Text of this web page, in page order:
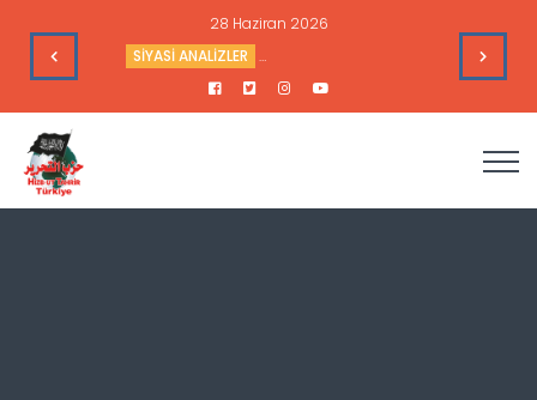
28 Haziran 2026
Toplantısı - 9 Haziran 2026
SİYASİ ANALİZLER Sudan’daki Durum ve Amerika’nın